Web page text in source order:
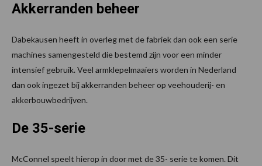
Akkerranden beheer
Dabekausen heeft in overleg met de fabriek dan ook een serie
machines samengesteld die bestemd zijn voor een minder
intensief gebruik. Veel armklepelmaaiers worden in Nederland
dan ook ingezet bij akkerranden beheer op veehouderij- en
akkerbouwbedrijven.
De 35-serie
McConnel speelt hierop in door met de 35- serie te komen. Dit